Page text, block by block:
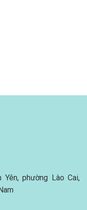
phường Lào Cai,